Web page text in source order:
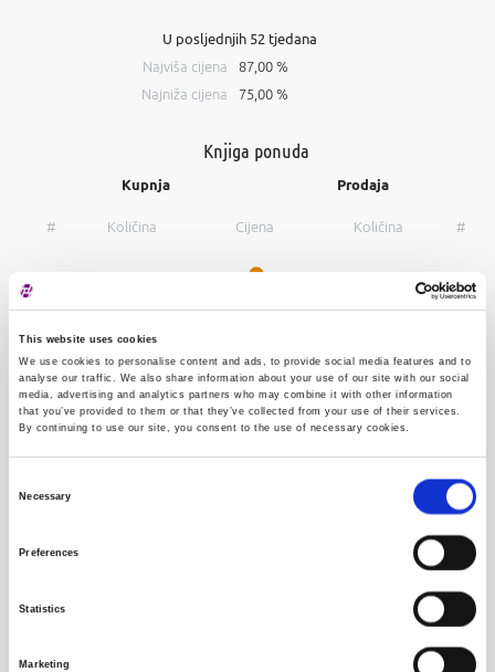
This website uses cookies
We use cookies to personalise content and ads, to provide social media features and to
analyse our traffic. We also share information about your use of our site with our social
media, advertising and analytics partners who may combine it with other information
that you’ve provided to them or that they’ve collected from your use of their services.
By continuing to use our site, you consent to the use of necessary cookies.
Necessary
Preferences
Statistics
Marketing
U posljednjih 52 tjedana
Najviša cijena
87,00 %
Najniža cijena
75,00 %
Knjiga ponuda
Kupnja Prodaja
# Količina Cijena Količina #
Vrijednosni papir je izvršten s burze